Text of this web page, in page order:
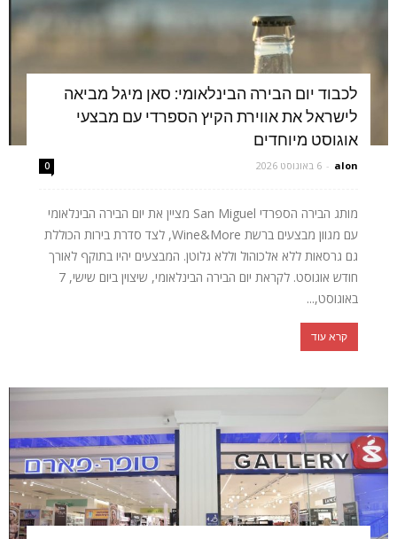
לכבוד יום הבירה הבינלאומי: סאן מיגל מביאה
לישראל את אווירת הקיץ הספרדי עם מבצעי
אוגוסט מיוחדים
alon
- 6 באוגוסט 2026 0
מותג הבירה הספרדי San Miguel מציין את יום הבירה הבינלאומי
עם מגוון מבצעים ברשת Wine&More, לצד סדרת בירות הכוללת
גם גרסאות ללא אלכוהול וללא גלוטן. המבצעים יהיו בתוקף לאורך
חודש אוגוסט. לקראת יום הבירה הבינלאומי, שיצוין ביום שישי, 7
באוגוסט,...
קרא עוד